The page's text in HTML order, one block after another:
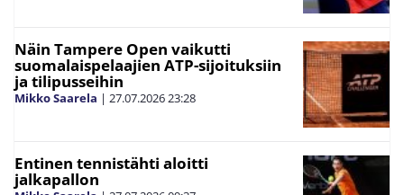
Näin Tampere Open vaikutti
suomalaispelaajien ATP-sijoituksiin
ja tilipusseihin
Mikko Saarela | 27.07.2026 23:28
Entinen tennistähti aloitti
jalkapallon